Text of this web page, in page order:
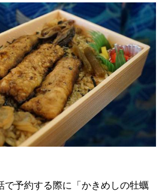
で予約する際に「かきめしの牡蠣